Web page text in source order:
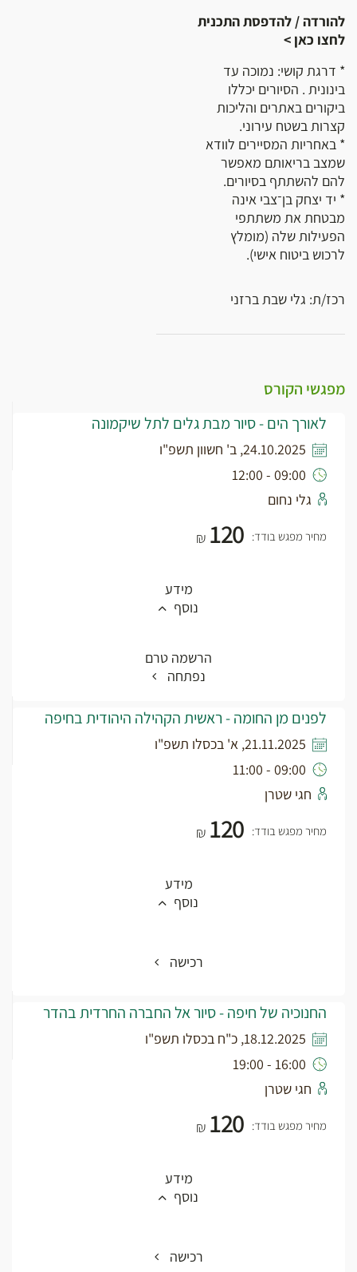
להורדה / להדפסת התכנית
לחצו כאן >
* דרגת קושי: נמוכה עד
בינונית . הסיורים יכללו
ביקורים באתרים והליכות
קצרות בשטח עירוני.
* באחריות המסיירים לוודא
שמצב בריאותם מאפשר
להם להשתתף בסיורים.
* יד יצחק בן־צבי אינה
מבטחת את משתתפי
הפעילות שלה (מומלץ
לרכוש ביטוח אישי).
רכז/ת: גלי שבת ברזני
מפגשי הקורס
לאורך הים - סיור מבת גלים לתל שיקמונה
24.10.2025, ב' חשוון תשפ"ו
09:00 - 12:00
גלי נחום
מחיר מפגש בודד: ₪ 120
מידע
נוסף
הרשמה טרם
נפתחה
לפנים מן החומה - ראשית הקהילה היהודית בחיפה
21.11.2025, א' בכסלו תשפ"ו
09:00 - 11:00
חגי שטרן
מחיר מפגש בודד: ₪ 120
מידע
נוסף
רכישה
החנוכיה של חיפה - סיור אל החברה החרדית בהדר
18.12.2025, כ"ח בכסלו תשפ"ו
16:00 - 19:00
חגי שטרן
מחיר מפגש בודד: ₪ 120
מידע
נוסף
רכישה